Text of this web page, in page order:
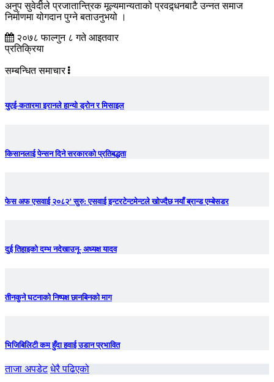
अनुप सुवेदीले प्रजातान्त्रिक मूल्यमान्यताको प्रवद्र्धनबाटै उन्नत समाज
निर्माणमा योगदान पुग्ने बताउनुभयो ।
२०७८ फाल्गुन ८ गते आइतवार
प्रतिक्रिया
सम्बन्धित समाचार
युएई-कतारमा इरानले हान्यो ड्रोन र मिसाइल
किसानलाई पेन्सन दिने सरकारको प्रतिबद्धता
फेस अफ एसवाई २०८२’ सुरु: एसवाई इन्टरटेन्टमेन्टले खोज्दैछ नयाँ ब्रान्ड एम्बेसडर
दुई तिहाइको दम्भ नदेखाउनू- अध्यक्ष यादव
तीनकुने घटनाकाे निष्पक्ष छानबिनकाे माग
भिजिबिलिटी कम हुँदा हवाई उडान प्रभावित
ताजा अपडेट धेरै पढिएको